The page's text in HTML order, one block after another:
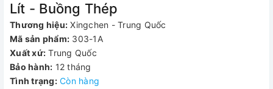
Lít - Buồng Thép
Thương hiệu: Xingchen - Trung Quốc
Mã sản phẩm: 303-1A
Xuất xứ: Trung Quốc
Bảo hành: 12 tháng
Tình trạng: Còn hàng